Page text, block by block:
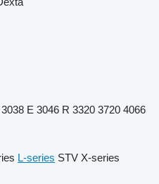
3038 E 3046 R 3320 3720 4066
L-series STV X-series